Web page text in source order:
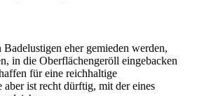
eher gemieden werden,
in die Oberflächengeröll eingebacken
für eine reichhaltige
ist recht dürftig, mit der eines